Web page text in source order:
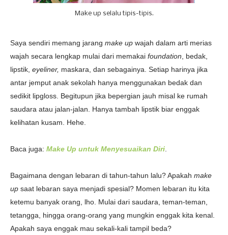
Make up selalu tipis-tipis.
Saya sendiri memang jarang make up wajah dalam arti merias
wajah secara lengkap mulai dari memakai foundation , bedak,
lipstik, eyeliner, maskara, dan sebagainya. Setiap harinya jika
antar jemput anak sekolah hanya menggunakan bedak dan
sedikit lipgloss. Begitupun jika bepergian jauh misal ke rumah
saudara atau jalan-jalan. Hanya tambah lipstik biar enggak
kelihatan kusam. Hehe.
Baca juga: Make Up untuk Menyesuaikan Diri
Bagaimana dengan lebaran di tahun-tahun lalu? Apakah make
up saat lebaran saya menjadi spesial? Momen lebaran itu kita
ketemu banyak orang, lho. Mulai dari saudara, teman-teman,
tetangga, hingga orang-orang yang mungkin enggak kita kenal.
Apakah saya enggak mau sekali-kali tampil beda?